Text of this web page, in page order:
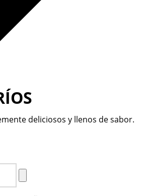
deliciosos y llenos de sabor.